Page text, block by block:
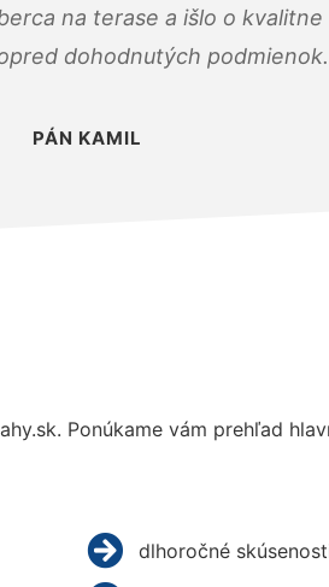
na terase a išlo o
dohodnutých podmienok.
PÁN KAMIL
Ponúkame vám prehľad
dlhoročné